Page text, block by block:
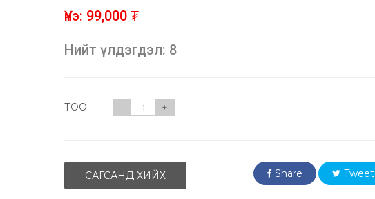
Үнэ: 99,000 ₮
Нийт үлдэгдэл: 8
ТОО - +
САГСАНД ХИЙХ Share Tweet